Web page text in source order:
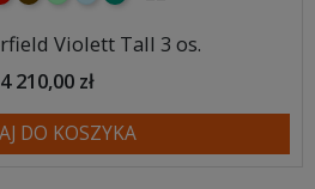
Violett Tall 3 os.
4 210,00 zł
DO KOSZYKA